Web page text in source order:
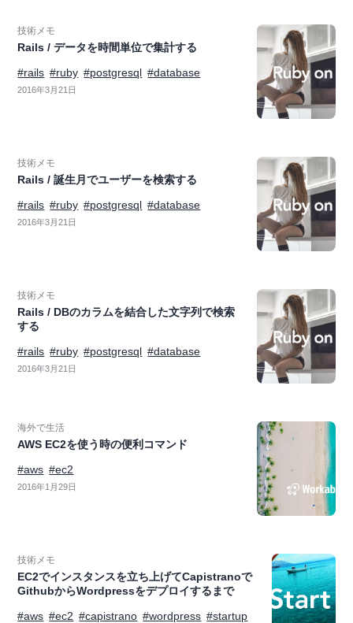
技術メモ
Rails / データを時間単位で集計する
#rails #ruby #postgresql #database
2016年3月21日
技術メモ
Rails / 誕生月でユーザーを検索する
#rails #ruby #postgresql #database
2016年3月21日
技術メモ
Rails / DBのカラムを結合した文字列で検索
する
#rails #ruby #postgresql #database
2016年3月21日
海外で生活
AWS EC2を使う時の便利コマンド
#aws #ec2
2016年1月29日
技術メモ
EC2でインスタンスを立ち上げてCapistranoで
GithubからWordpressをデプロイするまで
#aws #ec2 #capistrano #wordpress #startup